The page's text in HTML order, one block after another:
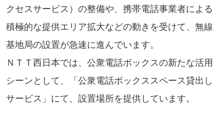
クセスサービス）の整備や、携帯電話事業者による
積極的な提供エリア拡大などの動きを受けて、無線
基地局の設置が急速に進んでいます。
ＮＴＴ西日本では、公衆電話ボックスの新たな活用
シーンとして、「公衆電話ボックススペース貸出し
サービス」にて、設置場所を提供しています。